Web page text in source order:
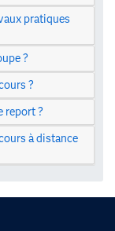
pratiques
?
?
report ?
à distance